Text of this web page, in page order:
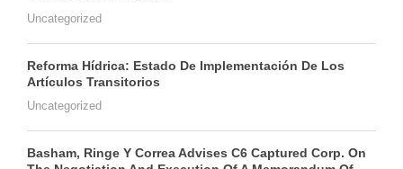
Uncategorized
Reforma Hídrica: Estado De Implementación De Los
Artículos Transitorios
Uncategorized
Basham, Ringe Y Correa Advises C6 Captured Corp. On